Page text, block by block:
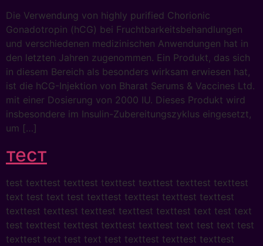
Die Verwendung von highly purified Chorionic
Gonadotropin (hCG) bei Fruchtbarkeitsbehandlungen
und verschiedenen medizinischen Anwendungen hat in
den letzten Jahren zugenommen. Ein Produkt, das sich
in diesem Bereich als besonders wirksam erwiesen hat,
ist die hCG-Injektion von Bharat Serums & Vaccines Ltd.
mit einer Dosierung von 2000 IU. Dieses Produkt wird
insbesondere im Insulin-Zubereitungszyklus eingesetzt,
um […]
тест
test texttest texttest texttest texttest texttest texttest
text test text test texttest texttest texttest texttest
texttest texttest texttest texttest texttest text test text
test texttest texttest texttest texttest text test text test
texttest text test text test texttest texttest texttest